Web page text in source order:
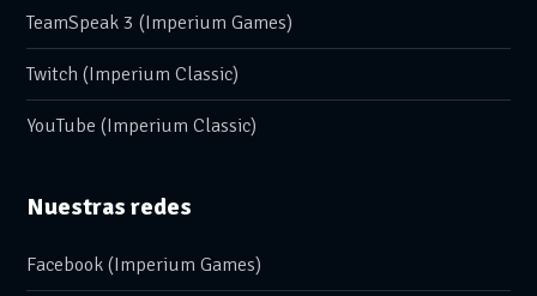
TeamSpeak 3 (Imperium Games)
Twitch (Imperium Classic)
YouTube (Imperium Classic)
Nuestras redes
Facebook (Imperium Games)